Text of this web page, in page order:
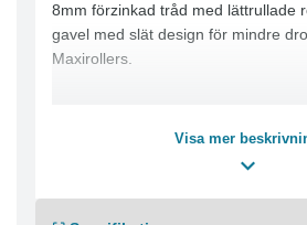
8mm förzinkad tråd med lättrullade
gavel med slät design för mindre
Maxirollers.
Visa mer